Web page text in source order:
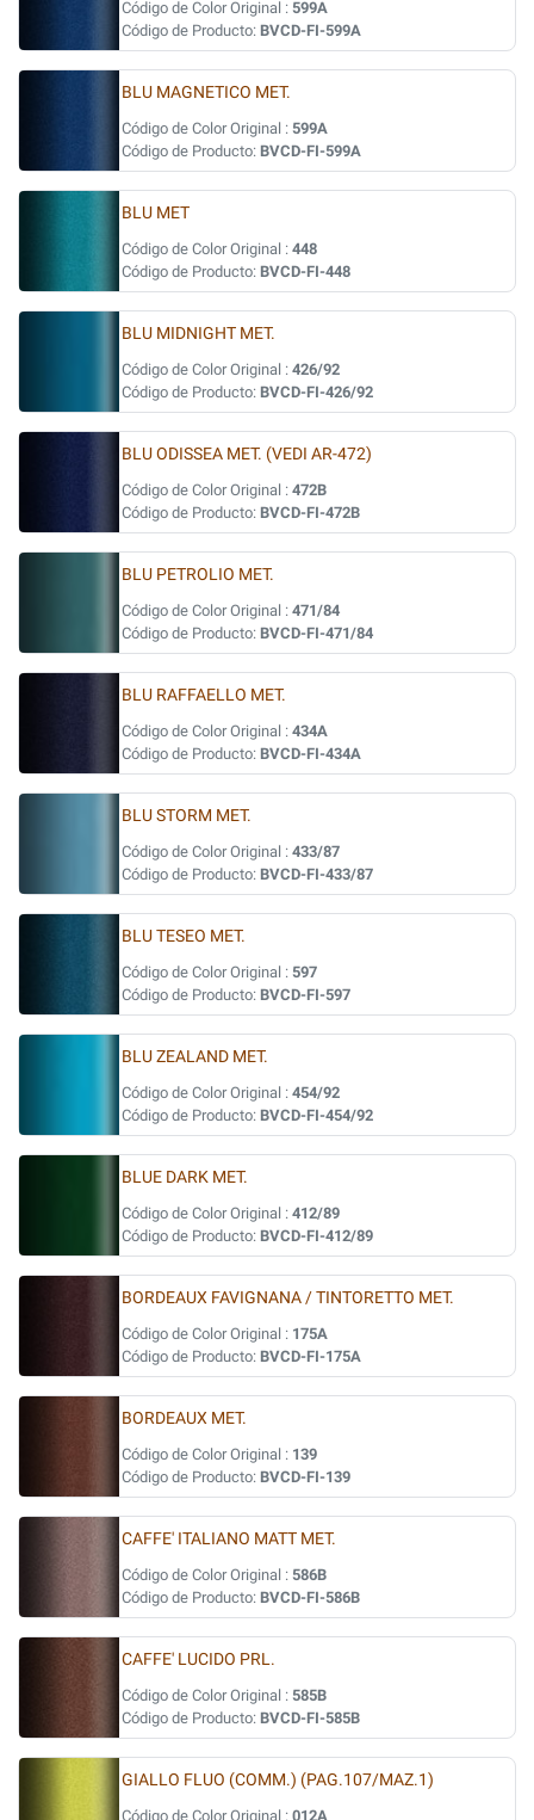
Código de Color Original : 599A
Código de Producto: BVCD-FI-599A
BLU MAGNETICO MET.
Código de Color Original : 599A
Código de Producto: BVCD-FI-599A
BLU MET
Código de Color Original : 448
Código de Producto: BVCD-FI-448
BLU MIDNIGHT MET.
Código de Color Original : 426/92
Código de Producto: BVCD-FI-426/92
BLU ODISSEA MET. (VEDI AR-472)
Código de Color Original : 472B
Código de Producto: BVCD-FI-472B
BLU PETROLIO MET.
Código de Color Original : 471/84
Código de Producto: BVCD-FI-471/84
BLU RAFFAELLO MET.
Código de Color Original : 434A
Código de Producto: BVCD-FI-434A
BLU STORM MET.
Código de Color Original : 433/87
Código de Producto: BVCD-FI-433/87
BLU TESEO MET.
Código de Color Original : 597
Código de Producto: BVCD-FI-597
BLU ZEALAND MET.
Código de Color Original : 454/92
Código de Producto: BVCD-FI-454/92
BLUE DARK MET.
Código de Color Original : 412/89
Código de Producto: BVCD-FI-412/89
BORDEAUX FAVIGNANA / TINTORETTO MET.
Código de Color Original : 175A
Código de Producto: BVCD-FI-175A
BORDEAUX MET.
Código de Color Original : 139
Código de Producto: BVCD-FI-139
CAFFE' ITALIANO MATT MET.
Código de Color Original : 586B
Código de Producto: BVCD-FI-586B
CAFFE' LUCIDO PRL.
Código de Color Original : 585B
Código de Producto: BVCD-FI-585B
GIALLO FLUO (COMM.) (PAG.107/MAZ.1)
Código de Color Original : 012A